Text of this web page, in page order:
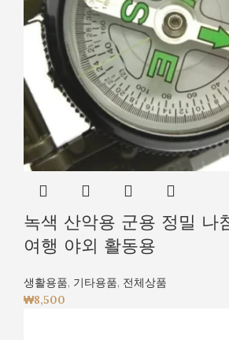
녹색 산악용 군용 정밀 나
여행 야외 활동용
생활용품, 기타용품, 전체상품
₩8,500